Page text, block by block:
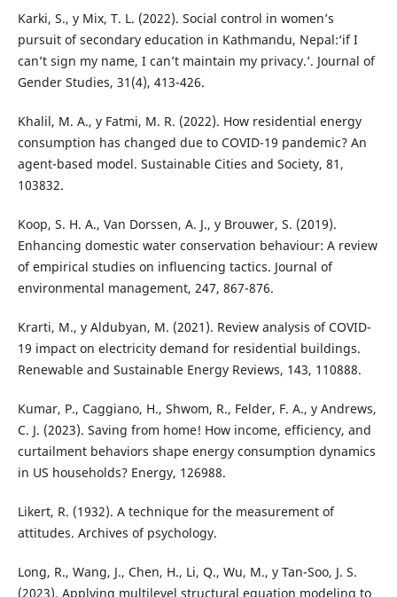
Karki, S., y Mix, T. L. (2022). Social control in women’s
pursuit of secondary education in Kathmandu, Nepal:‘if I
can’t sign my name, I can’t maintain my privacy.’. Journal of
Gender Studies, 31(4), 413-426.
Khalil, M. A., y Fatmi, M. R. (2022). How residential energy
consumption has changed due to COVID-19 pandemic? An
agent-based model. Sustainable Cities and Society, 81,
103832.
Koop, S. H. A., Van Dorssen, A. J., y Brouwer, S. (2019).
Enhancing domestic water conservation behaviour: A review
of empirical studies on influencing tactics. Journal of
environmental management, 247, 867-876.
Krarti, M., y Aldubyan, M. (2021). Review analysis of COVID-
19 impact on electricity demand for residential buildings.
Renewable and Sustainable Energy Reviews, 143, 110888.
Kumar, P., Caggiano, H., Shwom, R., Felder, F. A., y Andrews,
C. J. (2023). Saving from home! How income, efficiency, and
curtailment behaviors shape energy consumption dynamics
in US households? Energy, 126988.
Likert, R. (1932). A technique for the measurement of
attitudes. Archives of psychology.
Long, R., Wang, J., Chen, H., Li, Q., Wu, M., y Tan-Soo, J. S.
(2023). Applying multilevel structural equation modeling to